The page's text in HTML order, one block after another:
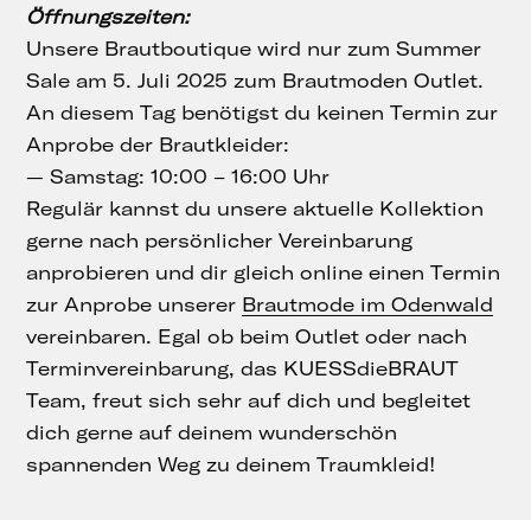
Öffnungszeiten:
Unsere Brautboutique wird nur zum Summer
Sale am 5. Juli 2025 zum Brautmoden Outlet.
An diesem Tag benötigst du keinen Termin zur
Anprobe der Brautkleider:
— Samstag: 10:00 – 16:00 Uhr
Regulär kannst du unsere aktuelle Kollektion
gerne nach persönlicher Vereinbarung
anprobieren und dir gleich online einen Termin
zur Anprobe unserer Brautmode im Odenwald
vereinbaren. Egal ob beim Outlet oder nach
Terminvereinbarung, das KUESSdieBRAUT
Team, freut sich sehr auf dich und begleitet
dich gerne auf deinem wunderschön
spannenden Weg zu deinem Traumkleid!